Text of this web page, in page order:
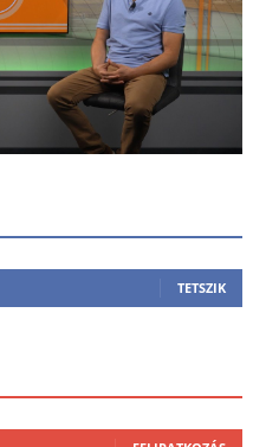
TETSZIK